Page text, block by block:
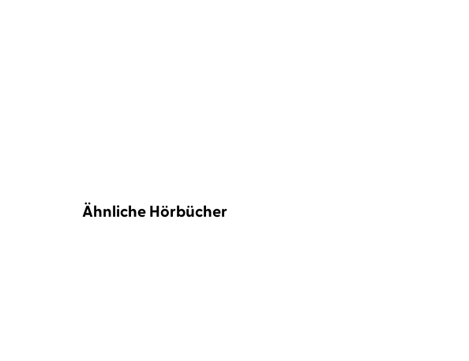
Ähnliche Hörbücher